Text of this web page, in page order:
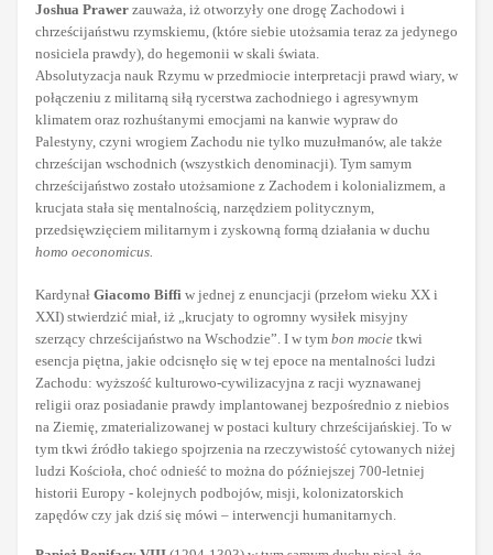
Joshua Prawer zauważa, iż otworzyły one drogę Zachodowi i
chrześcijaństwu rzymskiemu, (które siebie utożsamia teraz za jedynego
nosiciela prawdy), do hegemonii w skali świata.
Absolutyzacja nauk Rzymu w przedmiocie interpretacji prawd wiary, w
połączeniu z militarną siłą rycerstwa zachodniego i agresywnym
klimatem oraz rozhuśtanymi emocjami na kanwie wypraw do
Palestyny, czyni wrogiem Zachodu nie tylko muzułmanów, ale także
chrześcijan wschodnich (wszystkich denominacji). Tym samym
chrześcijaństwo zostało utożsamione z Zachodem i kolonializmem, a
krucjata stała się mentalnością, narzędziem politycznym,
przedsięwzięciem militarnym i zyskowną formą działania w duchu
homo oeconomicus.
Kardynał Giacomo Biffi w jednej z enuncjacji (przełom wieku XX i
XXI) stwierdzić miał, iż „krucjaty to ogromny wysiłek misyjny
szerzący chrześcijaństwo na Wschodzie”. I w tym bon mocie tkwi
esencja piętna, jakie odcisnęło się w tej epoce na mentalności ludzi
Zachodu: wyższość kulturowo-cywilizacyjna z racji wyznawanej
religii oraz posiadanie prawdy implantowanej bezpośrednio z niebios
na Ziemię, zmaterializowanej w postaci kultury chrześcijańskiej. To w
tym tkwi źródło takiego spojrzenia na rzeczywistość cytowanych niżej
ludzi Kościoła, choć odnieść to można do późniejszej 700-letniej
historii Europy - kolejnych podbojów, misji, kolonizatorskich
zapędów czy jak dziś się mówi – interwencji humanitarnych.